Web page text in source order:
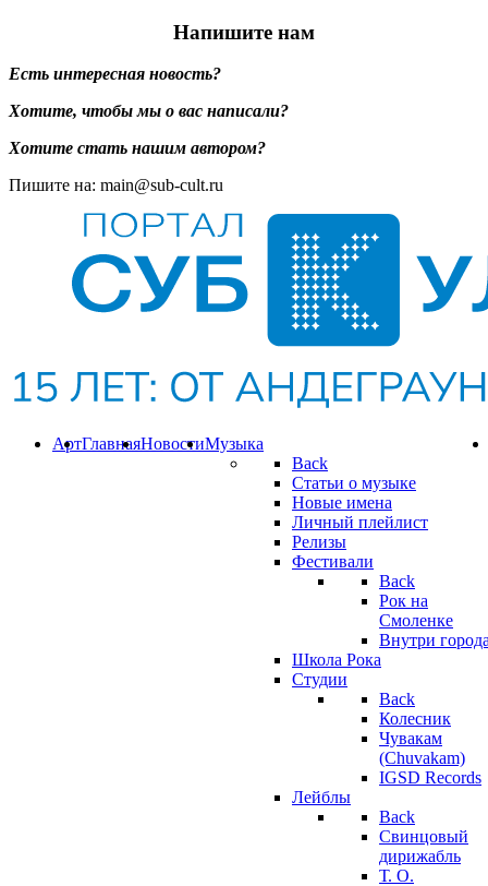
Напишите нам
Есть интересная новость?
Хотите, чтобы мы о вас написали?
Хотите стать нашим автором?
Пишите на: main@sub-cult.ru
Музыка
Back
Статьи о музыке
Новые имена
Личный плейлист
Релизы
Фестивали
Back
Рок на
Смоленке
Внутри
Школа Рока
Студии
Back
Колесник
Чувакам
(Chuvakam)
IGSD Records
Лейблы
Back
Свинцовый
дирижабль
Т. О.
Новости
Главная
Арт